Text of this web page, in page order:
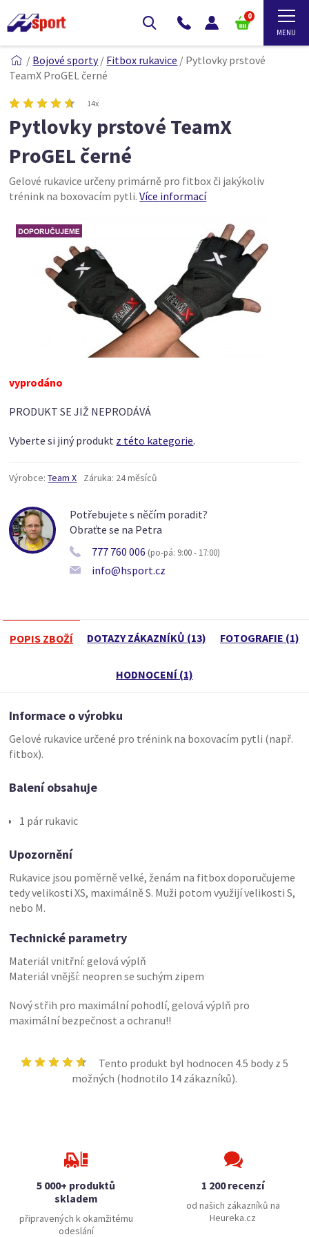
0
/ Bojové sporty/ Fitbox rukavice / Pytlovky prstové
TeamX ProGEL černé
14x
Pytlovky prstové TeamX
ProGEL černé
Gelové rukavice určeny primárně pro fitbox či jakýkoliv
trénink na boxovacím pytli.Více informací
vyprodáno
PRODUKT SE JIŽ NEPRODÁVÁ
Vyberte si jiný produkt z této kategorie.
Výrobce: Team X Záruka: 24 měsíců
Potřebujete s něčím poradit?
Obraťte se na Petra
777 760 006 (po-pá: 9:00 - 17:00)
info@hsport.cz
POPIS ZBOŽÍ DOTAZY ZÁKAZNÍKŮ (13) FOTOGRAFIE (1)
HODNOCENÍ (1)
Informace o výrobku
Gelové rukavice určené pro trénink na boxovacím pytli (např.
fitbox).
Balení obsahuje
1 pár rukavic
Upozornění
Rukavice jsou poměrně velké, ženám na fitbox doporučujeme
tedy velikosti XS, maximálně S. Muži potom využijí velikosti S,
nebo M.
Technické parametry
Materiál vnitřní: gelová výplň
Materiál vnější: neopren se suchým zipem
Nový střih pro maximální pohodlí, gelová výplň pro
maximální bezpečnost a ochranu!!
Tento produkt byl hodnocen 4.5 body z 5
možných (hodnotilo 14zákazníků).
5 000+ produktů
skladem
připravených k okamžitému
odeslání
1 200 recenzí
od našich zákazníků na
Heureka.cz